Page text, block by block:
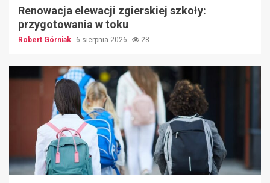
Renowacja elewacji zgierskiej szkoły:
przygotowania w toku
Robert Górniak 6 sierpnia 2026 28